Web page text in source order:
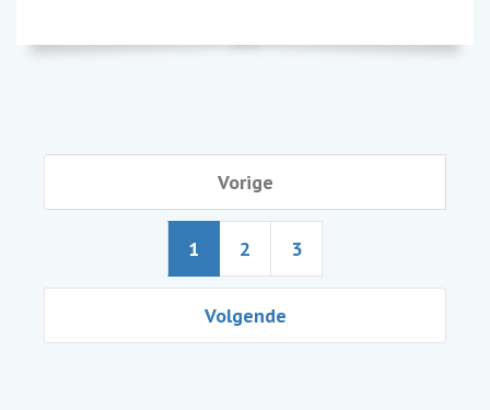
Vorige
1 2 3
Volgende